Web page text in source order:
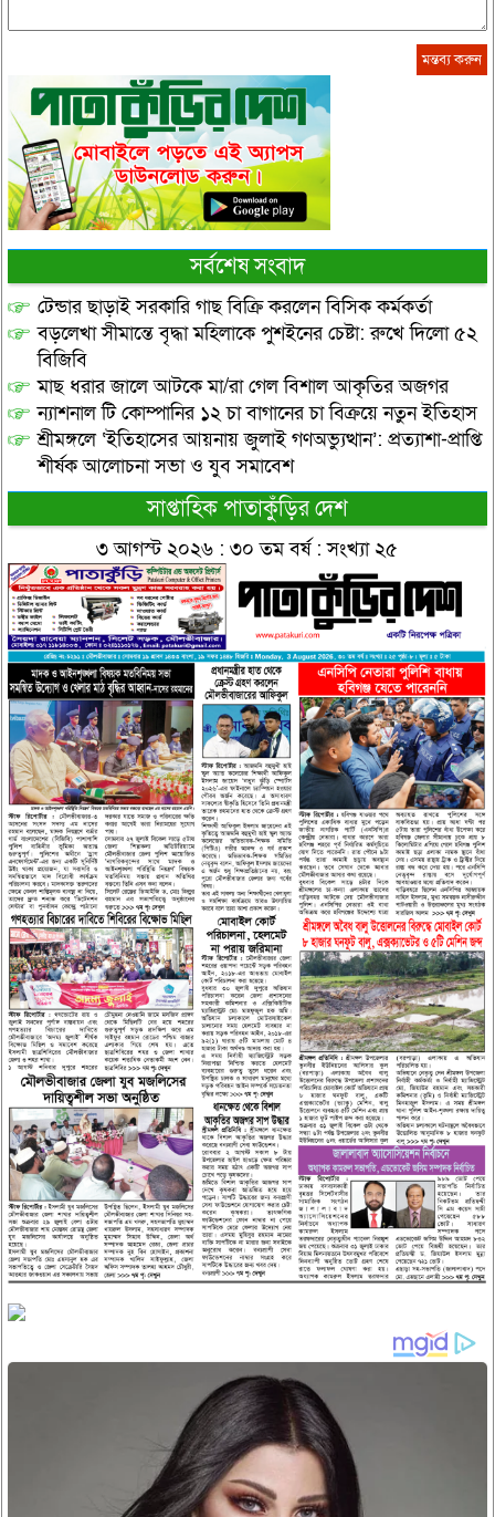
সর্বশেষ সংবাদ
টেন্ডার ছাড়াই সরকারি গাছ বিক্রি করলেন বিসিক কর্মকর্তা
বড়লেখা সীমান্তে বৃদ্ধা মহিলাকে পুশইনের চেষ্টা: রুখে দিলো ৫২
বিজিবি
মাছ ধরার জালে আটকে মা/রা গেল বিশাল আকৃতির অজগর
ন্যাশনাল টি কোম্পানির ১২ চা বাগানের চা বিক্রয়ে নতুন ইতিহাস
শ্রীমঙ্গলে ‘ইতিহাসের আয়নায় জুলাই গণঅভ্যুত্থান’: প্রত্যাশা-প্রাপ্তি
শীর্ষক আলোচনা সভা ও যুব সমাবেশ
সাপ্তাহিক পাতাকুঁড়ির দেশ
৩ আগস্ট ২০২৬ : ৩০ তম বর্ষ : সংখ্যা ২৫